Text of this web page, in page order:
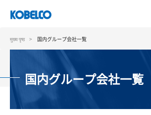
content
मुख्य पृष्ठ 国内グループ会社一覧
国内グループ会社一覧